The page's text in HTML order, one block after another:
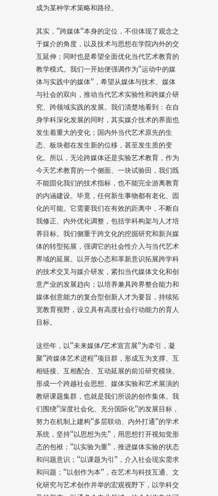
成为某种学术策略和路径。
其实，“跨媒体”本身的定位，不但体现了观念之
于媒介的角度，以及技术与思想在学院内外的交
互延伸；同时也是希望全面优化当代艺术教育的
教学模式。我们一开始便强调作为“运动中的媒
体与实践中的媒体”，希望从媒体与技术、媒体
与社会的双向，推动当代艺术实验性和跨媒介研
究、跨领域实践的发展。我们清楚地看到：在自
身学科深化发展的同时，其实媒介技术的界面也
发生着重大的变化；国内外当代艺术原先的生
态、板块都在发生新的位移，甚至发生质的变
化。所以，无论跨媒体还是实验艺术教育，作为
今天艺术教育的一个侧面、一块试验田，我们既
不能固化我们的技术指标，也不能完全游离教育
的内涵建设。毕竟，任何新生事物都有老化、固
化的可能。它需要我们在有效的距离中，不断自
我修正、内外优化调整，包括学科构架与人才培
养目标。我们侧重于跨文化的挖掘研究和新兴媒
体的转型拓展，强调它的社会性介入与当代艺术
界域的延展。以开放心态和革新意识拓展跨学科
的技术交叉与媒介研发，紧扣当代媒体文化和创
意产业的发展趋向；以培养兼具跨界整合能力和
媒体创意能力的复合型创新人才为要旨，持续拓
宽教育视野，设立具有高度社会行动能力的育人
目标。
这些年，以“未来媒体/艺术宣言展”为牵引，凝
聚“跨媒体艺术进程”项目群，形成互为支撑、互
相链接、互相配合、互动延展的前沿研究模块。
形成一个跨越社会思想、媒体实验和艺术展演的
教研课题集群，也就是我们所说的创作集体。我
们围绕“深度社会化、充分国际化”的发展目标，
努力在机制上建构“多层联动、内外打通”的学术
系统，坚持“以思想为先”，用思想打开视知觉形
态的包袱；“以实验为重”，推进媒体实验的状态
和问题意识；“以课题为引”，介入社会现实需求
和问题；“以创作为本”，在艺术与科技互通、文
化研究与艺术创作并举的宏观视野下，以学科交